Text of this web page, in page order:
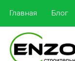
Главная Блог